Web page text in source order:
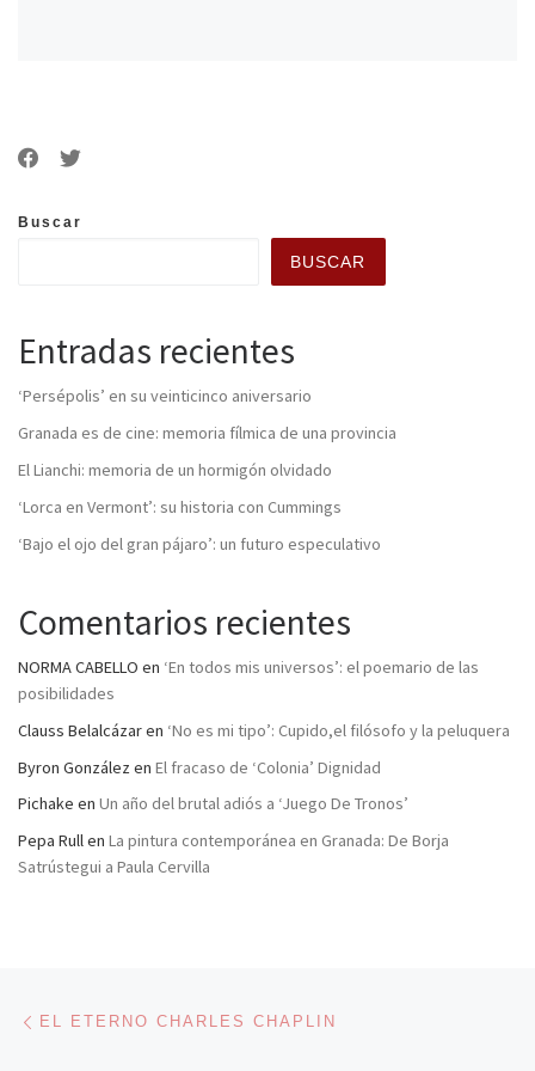
Buscar
BUSCAR
Entradas recientes
‘Persépolis’ en su veinticinco aniversario
Granada es de cine: memoria fílmica de una provincia
El Lianchi: memoria de un hormigón olvidado
‘Lorca en Vermont’: su historia con Cummings
‘Bajo el ojo del gran pájaro’: un futuro especulativo
Comentarios recientes
NORMA CABELLO en ‘En todos mis universos’: el poemario de las
posibilidades
Clauss Belalcázaren ‘No es mi tipo’: Cupido,el filósofo y la peluquera
Byron González en El fracaso de ‘Colonia’ Dignidad
Pichake en Un año del brutal adiós a ‘Juego De Tronos’
Pepa Rullen La pintura contemporánea en Granada: De Borja
Satrústegui a Paula Cervilla
Navegación de entradas
EL ETERNO CHARLES CHAPLIN